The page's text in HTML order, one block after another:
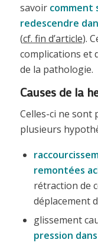
savoir comment
redescendre
(cf. fin d’article).
complications et
de la pathologie.
Causes de la
Celles-ci ne sont
plusieurs
remontées
rétraction de
déplacement
glissement
pression